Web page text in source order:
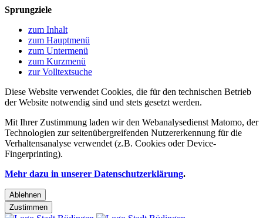
Sprungziele
zum Inhalt
zum Hauptmenü
zum Untermenü
zum Kurzmenü
zur Volltextsuche
Diese Website verwendet Cookies, die für den technischen Betrieb
der Website notwendig sind und stets gesetzt werden.
Mit Ihrer Zustimmung laden wir den Webanalysedienst Matomo, der
Technologien zur seitenübergreifenden Nutzererkennung für die
Verhaltensanalyse verwendet (z.B. Cookies oder Device-
Fingerprinting).
Mehr dazu in unserer Datenschutzerklärung.
Ablehnen
Zustimmen